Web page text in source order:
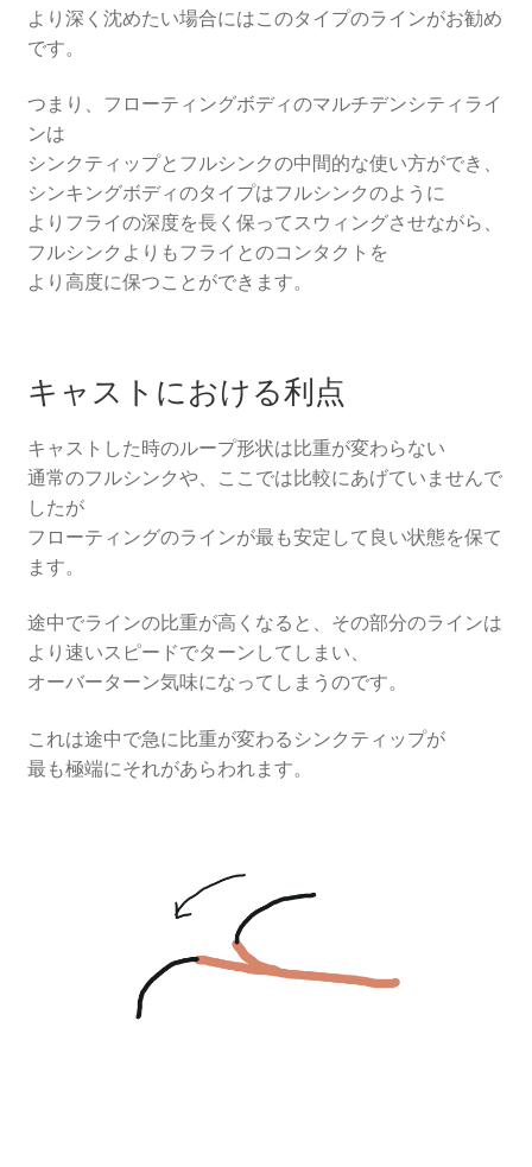
より深く沈めたい場合にはこのタイプのラインがお勧め
です。
つまり、フローティングボディのマルチデンシティライ
ンは
シンクティップとフルシンクの中間的な使い方ができ、
シンキングボディのタイプはフルシンクのように
よりフライの深度を長く保ってスウィングさせながら、
フルシンクよりもフライとのコンタクトを
より高度に保つことができます。
キャストにおける利点
キャストした時のループ形状は比重が変わらない
通常のフルシンクや、ここでは比較にあげていませんで
したが
フローティングのラインが最も安定して良い状態を保て
ます。
途中でラインの比重が高くなると、その部分のラインは
より速いスピードでターンしてしまい、
オーバーターン気味になってしまうのです。
これは途中で急に比重が変わるシンクティップが
最も極端にそれがあらわれます。